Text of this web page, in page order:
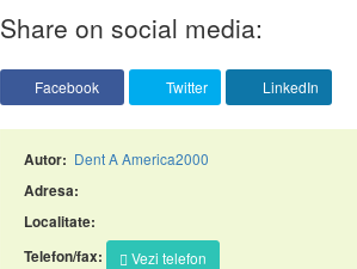
Share on social media:
Facebook Twitter LinkedIn
Autor: Dent A America2000
Adresa:
Localitate:
Telefon/fax:
Vezi telefon